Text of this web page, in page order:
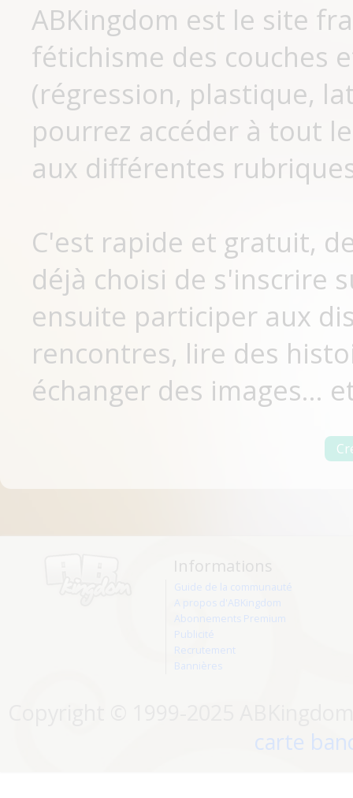
ABKingdom est le site
fétichisme des couches
(régression, plastique,
pourrez accéder à tout
aux différentes
C'est rapide et gratuit,
déjà choisi de s'inscrire
ensuite participer aux
rencontres, lire des
échanger des images...
Informations
Guide de la communauté
A propos d'ABKingdom
Abonnements Premium
Publicité
Recrutement
Bannières
carte